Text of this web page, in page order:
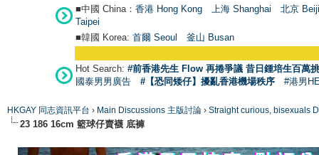
■中國 China： 香港 Hong Kong 上海 Shanghai
北京
Taipei
■韓國 Korea: 首爾 Seoul 釜山 Busan
Hot Search: #前香港先生 Flow 再捲爭議 昔日鍾培生百萬
國泰男男廣告
#【恐同矮仔】擾亂香港機場秩序 #港男
HKGAY 同志資訊平台 › Main Discussions 主版討論 › Straight curious, bisexuals
23 186 16cm 籃球仔賣襪 底褲